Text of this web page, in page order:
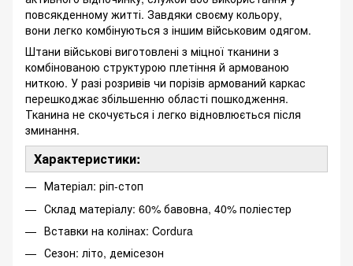
повсякденному житті. Завдяки своєму кольору,
вони легко комбінуються з іншим військовим одягом.
Штани військові виготовлені з міцної тканини з
комбінованою структурою плетіння й армованою
ниткою. У разі розривів чи порізів армований каркас
перешкоджає збільшенню області пошкодження.
Тканина не скочується і легко відновлюється після
зминання.
Характеристики:
Матеріал: ріп-стоп
Склад матеріалу: 60% бавовна, 40% поліестер
Вставки на колінах: Cordura
Сезон: літо, демісезон